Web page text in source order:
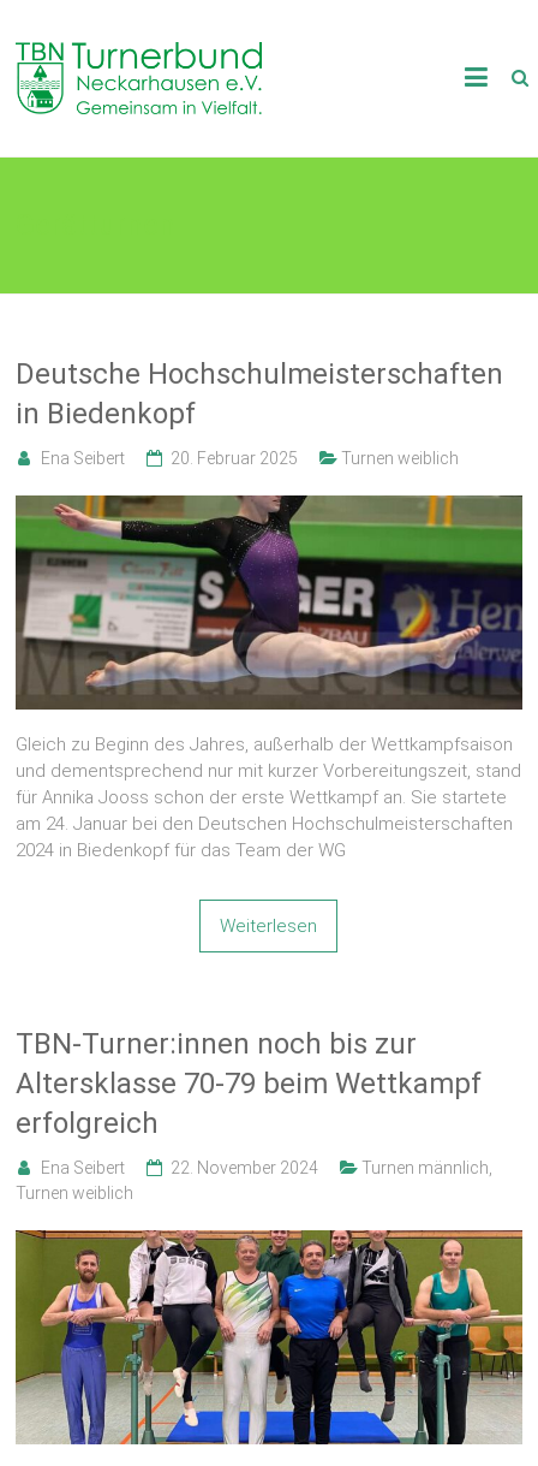
content
TB
Neckarhausen
in
Deutsche Hochschulmeisterschaften
in Biedenkopf
Ena Seibert 20. Februar 2025 Turnen weiblich
Gleich zu Beginn des Jahres, außerhalb der Wettkampfsaison
und dementsprechend nur mit kurzer Vorbereitungszeit, stand
für Annika Jooss schon der erste Wettkampf an. Sie startete
am 24. Januar bei den Deutschen Hochschulmeisterschaften
2024 in Biedenkopf für das Team der WG
Weiterlesen
TBN-Turner:innen noch bis zur
Altersklasse 70-79 beim Wettkampf
erfolgreich
Ena Seibert 22. November 2024 Turnen männlich
Turnen weiblich